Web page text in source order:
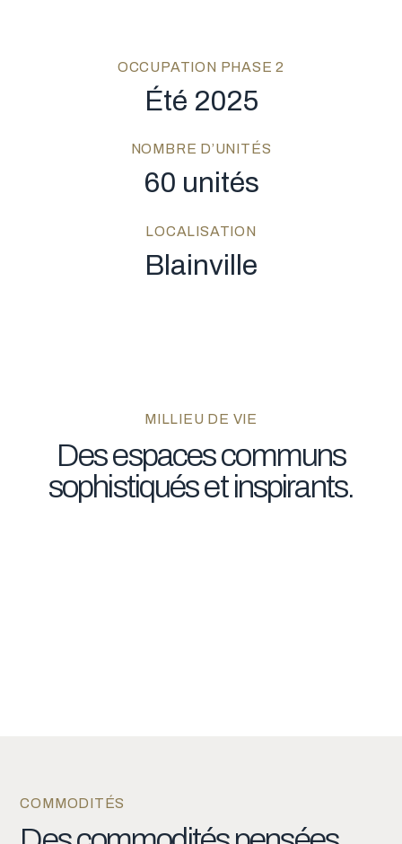
OCCUPATION PHASE 2
Été 2025
NOMBRE D’UNITÉS
60 unités
LOCALISATION
Blainville
MILLIEU DE VIE
Desespacescommuns
sophistiquéset inspirants.
COMMODITÉS